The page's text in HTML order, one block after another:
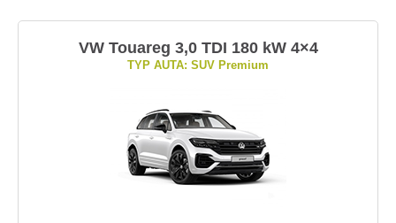
VW Touareg 3,0 TDI 180 kW 4×4
TYP AUTA: SUV Premium